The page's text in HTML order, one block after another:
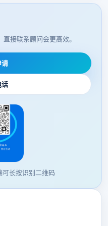
接联系顾问会更高效。
请
话
长按识别二维码